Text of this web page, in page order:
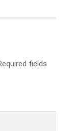
fields